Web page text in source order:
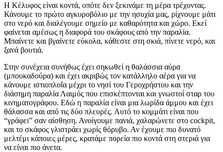
Η Κέλυφος είναι κοντά, οπότε δεν ξεκινάμε τη μέρα τρέχοντας.
Κάνουμε το πρώτο αγκυροβόλιο με την ησυχία μας, ρίχνουμε μάτι
στο νερό και διαλέγουμε σημείο με καθαρότητα και χώρο. Εκεί
φαίνεται αμέσως η διαφορά του σκάφους από την παραλία.
Μπαίνετε και βγαίνετε εύκολα, κάθεστε στη σκιά, πίνετε νερό, και
ξανά βουτιά.
Στην συνέχεια συνήθως έχει σηκωθεί η θαλάσσια αύρα
(μπουκαδούρα) και έχει ακριβώς τον κατάλληλο αέρα για να
κάνουμε ιστιοπλοΐα μέχρι το νησί του Γεροχρήστου και την
διάσημη παραλία Λαιμός που επισκέπτονται και γνωστοί σταρ του
κινηματογράφου. Εδώ η παραλία είναι μια λωρίδα άμμου και έχει
θάλασσα και από τις δύο πλευρές. Αυτό το κομμάτι είναι που
“γράφει” σαν αίσθηση. Ανοίγουμε πανιά, χαλαρώνετε στο cockpit,
και το σκάφος γλιστράει χωρίς θόρυβο. Αν έχουμε πιο δυνατό
μελτέμι κάποιες μέρες, κρατάμε πορεία πιο κοντά στη στεριά για
να είναι πιο άνετα.